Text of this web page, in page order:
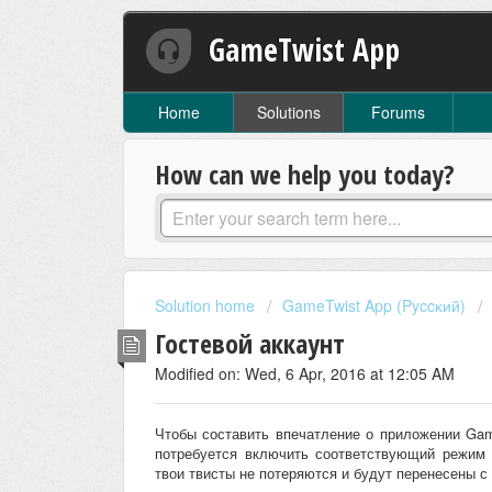
GameTwist App
Home Solutions Forums
How can we help you today?
Solution home GameTwist App (Pyccĸий)
Гостевой аккаунт
Modified on: Wed, 6 Apr, 2016 at 12:05 AM
Чтобы составить впечатление о приложении
потребуется включить соответствующий
твои твисты не потеряются и будут перенесены